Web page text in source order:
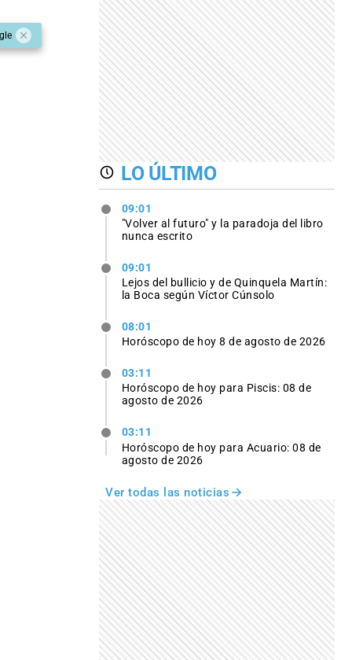
LO ÚLTIMO
09:01
"Volver al futuro" y la paradoja del libro
nunca escrito
09:01
Lejos del bullicio y de Quinquela Martín:
la Boca según Víctor Cúnsolo
08:01
Horóscopo de hoy 8 de agosto de 2026
03:11
Horóscopo de hoy para Piscis: 08 de
agosto de 2026
03:11
Horóscopo de hoy para Acuario: 08 de
agosto de 2026
Ver todas las noticias